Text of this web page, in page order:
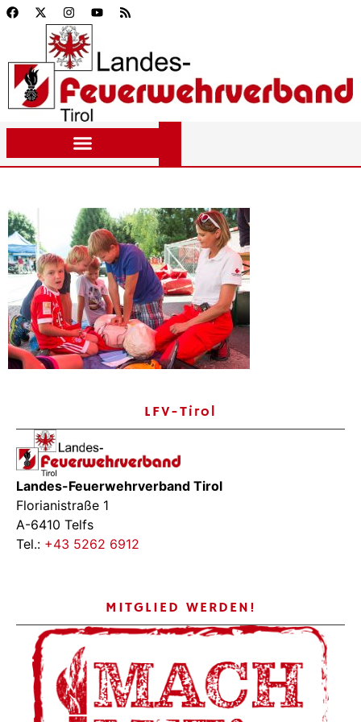
LFV-Tirol
Landes-Feuerwehrverband Tirol
Florianistraße 1
A-6410 Telfs
Tel.: +43 5262 6912
MITGLIED WERDEN!